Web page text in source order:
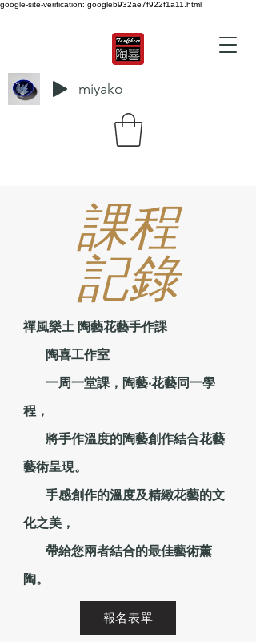
google-site-verification: googleb932ae7f922f1a11.html
miyako
課程
記錄
禪風樂土 陶藝花藝手作課
陶喜工作室
一周一堂課，陶藝‧花藝同一學
程，
將手作溫度的陶藝創作結合花藝
藝術呈現。
手感創作的溫度及精緻花藝的文
化之美，
帶給您兩者結合的最佳藝術薰
陶。
報名表單